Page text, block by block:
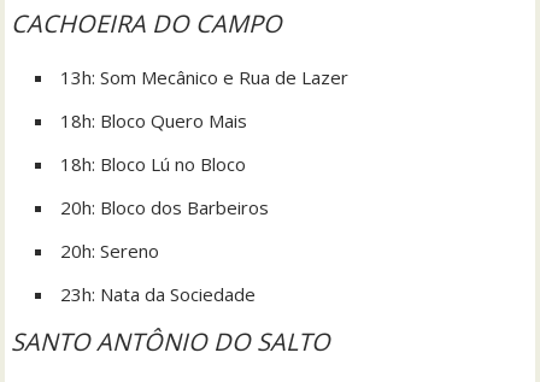
CACHOEIRA DO CAMPO
13h: Som Mecânico e Rua de Lazer
18h: Bloco Quero Mais
18h: Bloco Lú no Bloco
20h: Bloco dos Barbeiros
20h: Sereno
23h: Nata da Sociedade
SANTO ANTÔNIO DO SALTO